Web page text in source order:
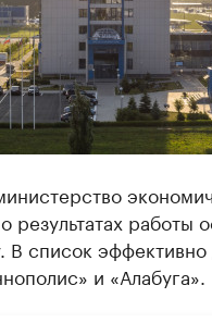
результатах работы
В список
и «Алабуга».